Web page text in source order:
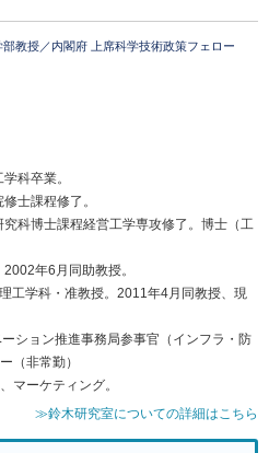
教授／内閣府 上席科学技術政策フェロー
科卒業。
士課程修了。
科博士課程経営工学専攻修了。博士（工
年6月同助教授。
工学科・准教授。2011年4月同教授、現
ション推進事務局参事官（インフラ・防
（非常勤）
マーケティング。
≫鈴木研究室についての詳細はこちら